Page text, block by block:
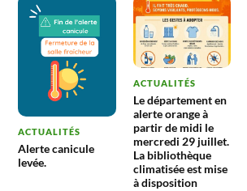
ACTUALITÉS
Alerte canicule
levée.
ACTUALITÉS
Le département en
alerte orange à
partir de midi le
mercredi 29 juillet.
La bibliothèque
climatisée est mise
à disposition